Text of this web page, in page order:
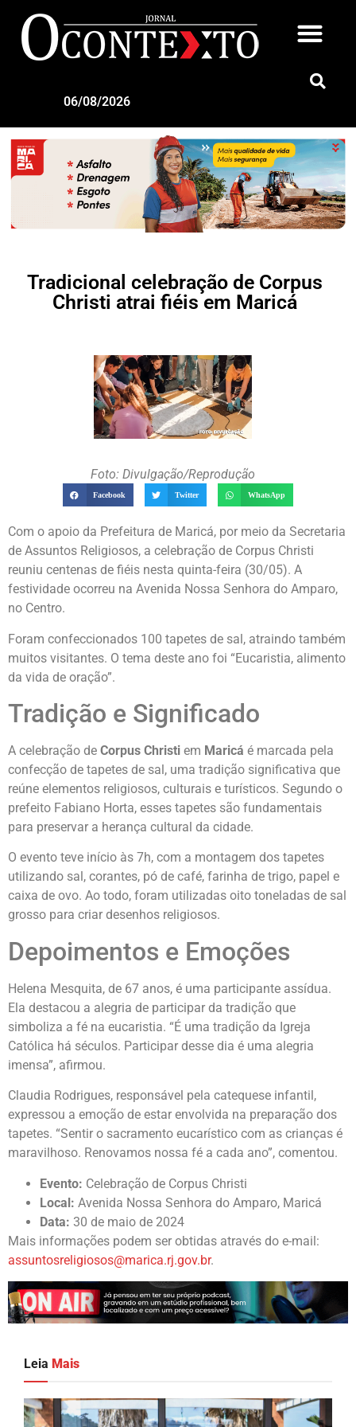
06/08/2026
Tradicional celebração de Corpus
Christi atrai fiéis em Maricá
Foto: Divulgação/Reprodução
Facebook Twitter WhatsApp
Com o apoio da Prefeitura de Maricá, por meio da Secretaria
de Assuntos Religiosos, a celebração de Corpus Christi
reuniu centenas de fiéis nesta quinta-feira (30/05). A
festividade ocorreu na Avenida Nossa Senhora do Amparo,
no Centro.
Foram confeccionados 100 tapetes de sal, atraindo também
muitos visitantes. O tema deste ano foi “Eucaristia, alimento
da vida de oração”.
Tradição e Significado
A celebração de Corpus Christi em Maricá é marcada pela
confecção de tapetes de sal, uma tradição significativa que
reúne elementos religiosos, culturais e turísticos. Segundo o
prefeito Fabiano Horta, esses tapetes são fundamentais
para preservar a herança cultural da cidade.
O evento teve início às 7h, com a montagem dos tapetes
utilizando sal, corantes, pó de café, farinha de trigo, papel e
caixa de ovo. Ao todo, foram utilizadas oito toneladas de sal
grosso para criar desenhos religiosos.
Depoimentos e Emoções
Helena Mesquita, de 67 anos, é uma participante assídua.
Ela destacou a alegria de participar da tradição que
simboliza a fé na eucaristia. “É uma tradição da Igreja
Católica há séculos. Participar desse dia é uma alegria
imensa”, afirmou.
Claudia Rodrigues, responsável pela catequese infantil,
expressou a emoção de estar envolvida na preparação dos
tapetes. “Sentir o sacramento eucarístico com as crianças é
maravilhoso. Renovamos nossa fé a cada ano”, comentou.
Evento: Celebração de Corpus Christi
Local: Avenida Nossa Senhora do Amparo, Maricá
Data: 30 de maio de 2024
Mais informações podem ser obtidas através do e-mail:
assuntosreligiosos@marica.rj.gov.br.
Leia Mais